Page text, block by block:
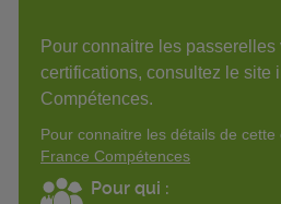
Pour connaitre les passerelles
certifications, consultez le site
Compétences.
Pour connaitre les détails de
France Compétences
Pour qui :